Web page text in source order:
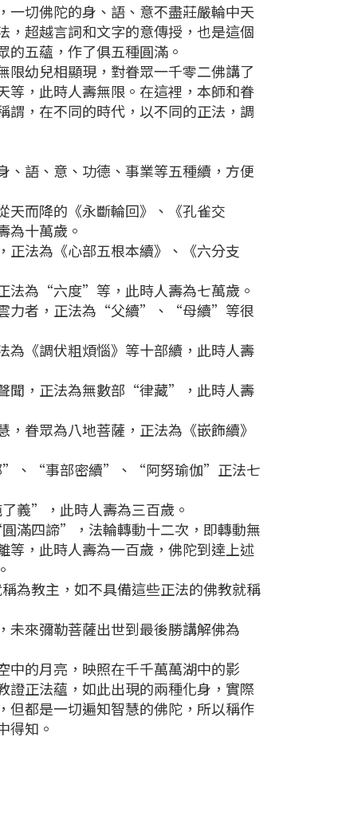
切佛陀的身、語、意不盡莊嚴輪中天
，超越言詞和文字的意傳授，也是這個
五蘊，作了俱五種圓滿。
幼兒相顯現，對眷眾一千零二佛講了
等，此時人壽無限。在這裡，本師和眷
謂，在不同的時代，以不同的正法，調
語、意、功德、事業等五種續，方便
而降的《永斷輪回》、《孔雀交
為十萬歲。
法為《心部五根本續》、《六分支
法為“六度”等，此時人壽為七萬歲。
力者，正法為“父續”、“母續”等很
《調伏粗煩惱》等十部續，此時人壽
聞，正法為無數部“律藏”，此時人壽
眷眾為八地菩薩，正法為《嵌飾續》
”、“事部密續”、“阿努瑜伽”正法七
義”，此時人壽為三百歲。
滿四諦”，法輪轉動十二次，即轉動無
等，此時人壽為一百歲，佛陀到達上述
為教主，如不具備這些正法的佛教就稱
來彌勒菩薩出世到最後勝講解佛為
的月亮，映照在千千萬萬湖中的影
證正法蘊，如此出現的兩種化身，實際
但都是一切遍知智慧的佛陀，所以稱作
得知。